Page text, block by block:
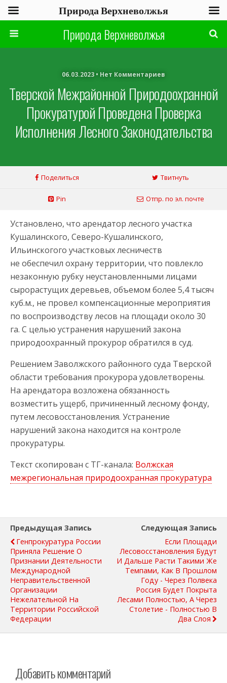
Природа Верхневолжья
06.03.2023 • Нет Комментариев
Тверской Межрайонной Природоохранной
Прокуратурой Проведена Проверка
Исполнения Лесного Законодательства
Поделиться Твитнуть
Pin Отпр. по эл. почте
Установлено, что арендатор лесного участка
Кушалинского, Северо-Кушалинского,
Ильинскогого участковых лесничеств
не обеспечил охрану территории, что повлекло
незаконную рубку неустановленными лицами
сырорастущих деревьев, объемом более 5,4 тысяч
куб.м., не провел компенсационные мероприятия
по воспроизводству лесов на площади около 30
га. С целью устранения нарушений закона
природоохранный прокурор обратился в суд.
Решением Заволжского районного суда Тверской
области требования прокурора удовлетворены.
На арендатора возложена обязанность
возместить ущерб, причиненный лесному фонду,
путем лесовосстановления. Устранение
нарушений закона находится на контроле
прокуратуры.
Текст скопирован с ТГ-канала: Волжская
межрегиональная природоохранная прокуратура
Предыдущая Запись
Генпрокуратура России
Приняла Решение О
Признании Деятельности
Международной
Неправительственной
Организации
Нежелательной На
Территории Российской
Федерации
Следующая Запись
Если Площади
Лесовосстановления Будут
И Дальше Расти Такими Же
Темпами, Как В Прошлом
Году - Через Полвека
Россия Будет Покрыта
Лесами Полностью, А Через
Столетие - Полностью В
Два Слоя
Добавить комментарий
Природа Верхневолжья